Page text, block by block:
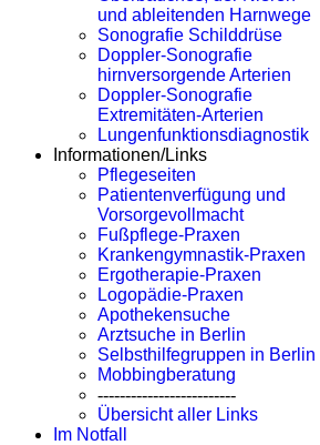
und ableitenden Harnwege
Sonografie Schilddrüse
Doppler-Sonografie
hirnversorgende Arterien
Doppler-Sonografie
Extremitäten-Arterien
Lungenfunktionsdiagnostik
Informationen/Links
Pflegeseiten
Patientenverfügung und
Vorsorgevollmacht
Fußpflege-Praxen
Krankengymnastik-Praxen
Ergotherapie-Praxen
Logopädie-Praxen
Apothekensuche
Arztsuche in Berlin
Selbsthilfegruppen in Berlin
Mobbingberatung
-------------------------
Übersicht aller Links
Im Notfall